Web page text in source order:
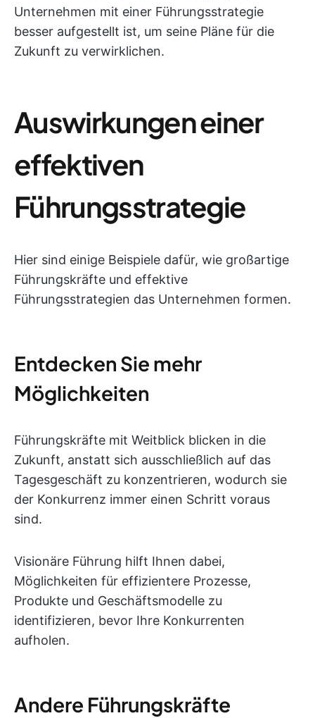
Unternehmen mit einer Führungsstrategie
besser aufgestellt ist, um seine Pläne für die
Zukunft zu verwirklichen.
Auswirkungen einer
effektiven
Führungsstrategie
Hier sind einige Beispiele dafür, wie großartige
Führungskräfte und effektive
Führungsstrategien das Unternehmen formen.
Entdecken Sie mehr
Möglichkeiten
Führungskräfte mit Weitblick blicken in die
Zukunft, anstatt sich ausschließlich auf das
Tagesgeschäft zu konzentrieren, wodurch sie
der Konkurrenz immer einen Schritt voraus
sind.
Visionäre Führung hilft Ihnen dabei,
Möglichkeiten für effizientere Prozesse,
Produkte und Geschäftsmodelle zu
identifizieren, bevor Ihre Konkurrenten
aufholen.
Andere Führungskräfte